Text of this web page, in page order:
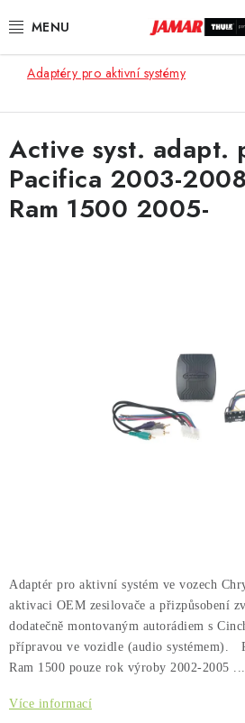
na
STŘEŠNÍ NOSIČE
STŘEŠNÍ BOXY
KOČÁRKY
OSTATNÍ NOSIČE
STŘEŠNÍ KOŠE
Adaptéry pro aktivní systémy
Adaptér pro aktivní systém ve vozech
aktivaci OEM zesilovače a přizpůsobení
dodatečně montovaným autorádiem s
přípravou ve vozidle (audio systémem).
Ram 1500 pouze rok výroby 2002-2005 ...
Více informací
Active syst. adapt.
Pacifica 2003-
Ram 1500 2005-